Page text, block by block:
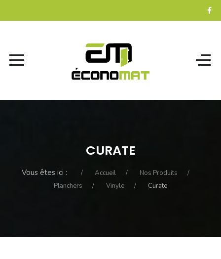
CURATE
Vous êtes ici : Accueil
Nos Produits
Planchers
Vinyle Curate